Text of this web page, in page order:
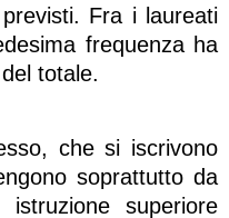
Fra i laureati
frequenza ha
totale.
che si iscrivono
soprattutto da
superiore